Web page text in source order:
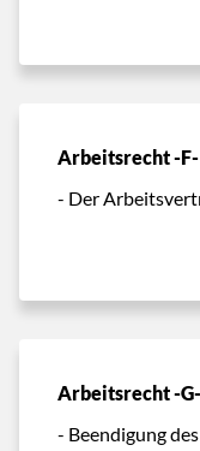
Arbeitsrecht -F-
- Der
Arbeitsrecht -G-
- Beendigung